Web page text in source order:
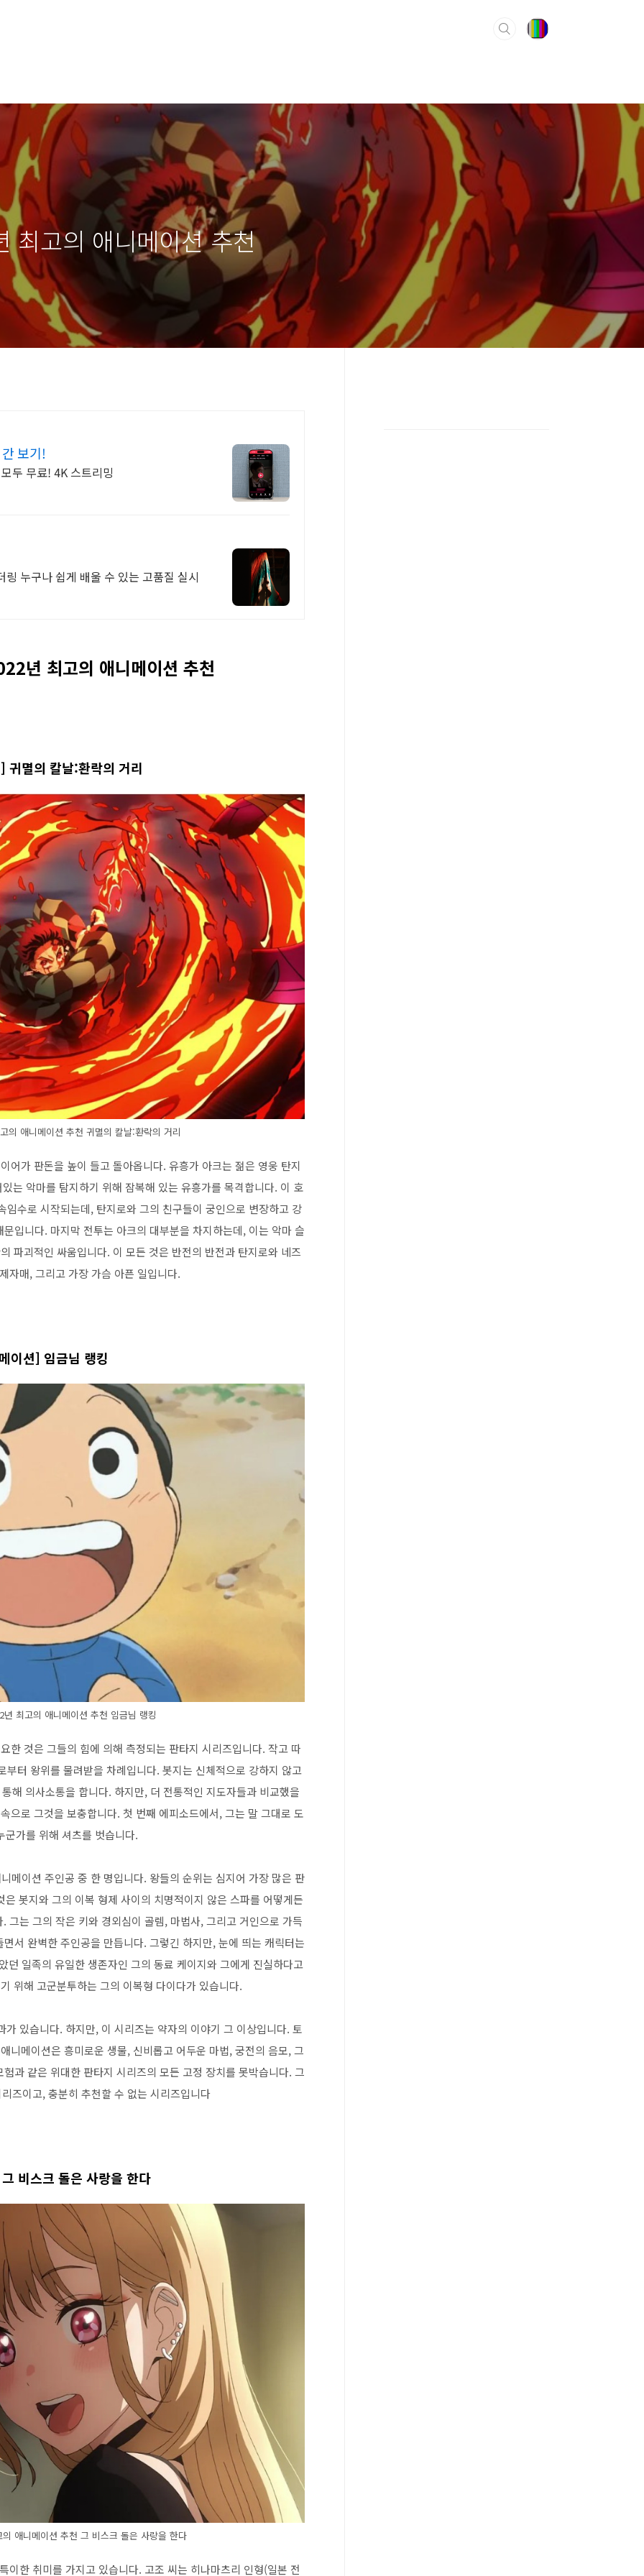
최고의 애니메이션 추천
보기!
두 무료! 4K 스트리밍
누구나 쉽게 배울 수 있는 고품질 실시
년 최고의 애니메이션 추천
귀멸의 칼날:환락의 거리
의 애니메이션 추천 귀멸의 칼날:환락의 거리
어가 판돈을 높이 들고 돌아옵니다. 유흥가 아크는 젊은 영웅 탄지
는 악마를 탐지하기 위해 잠복해 있는 유흥가를 목격합니다. 이 호
수로 시작되는데, 탄지로와 그의 친구들이 궁인으로 변장하고 강
입니다. 마지막 전투는 아크의 대부분을 차지하는데, 이는 악마 슬
파괴적인 싸움입니다. 이 모든 것은 반전의 반전과 탄지로와 네즈
자매, 그리고 가장 가슴 아픈 일입니다.
이션] 임금님 랭킹
최고의 애니메이션 추천 임금님 랭킹
한 것은 그들의 힘에 의해 측정되는 판타지 시리즈입니다. 작고 따
터 왕위를 물려받을 차례입니다. 봇지는 신체적으로 강하지 않고
해 의사소통을 합니다. 하지만, 더 전통적인 지도자들과 비교했을
으로 그것을 보충합니다. 첫 번째 에피소드에서, 그는 말 그대로 도
군가를 위해 셔츠를 벗습니다.
메이션 주인공 중 한 명입니다. 왕들의 순위는 심지어 가장 많은 판
봇지와 그의 이복 형제 사이의 치명적이지 않은 스파를 어떻게든
그는 그의 작은 키와 경외심이 골렘, 마법사, 그리고 거인으로 가득
서 완벽한 주인공을 만듭니다. 그렇긴 하지만, 눈에 띄는 캐릭터는
던 일족의 유일한 생존자인 그의 동료 케이지와 그에게 진실하다고
위해 고군분투하는 그의 이복형 다이다가 있습니다.
있습니다. 하지만, 이 시리즈는 약자의 이야기 그 이상입니다. 토
니메이션은 흥미로운 생물, 신비롭고 어두운 마법, 궁전의 음모, 그
과 같은 위대한 판타지 시리즈의 모든 고정 장치를 못박습니다. 그
즈이고, 충분히 추천할 수 없는 시리즈입니다
비스크 돌은 사랑을 한다
애니메이션 추천 그 비스크 돌은 사랑을 한다
이한 취미를 가지고 있습니다. 고조 씨는 히나마츠리 인형(일본 전